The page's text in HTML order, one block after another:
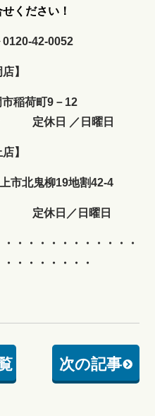
ください！
42-0052
】
稲荷町9－12
定休日 ／ 日曜日
】
市北鬼柳19地割42-4
定休日／日曜日
・・・・・・・・・・・・
・・・・・・・
次の記事